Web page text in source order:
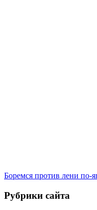
Боремся против лени
Рубрики сайта